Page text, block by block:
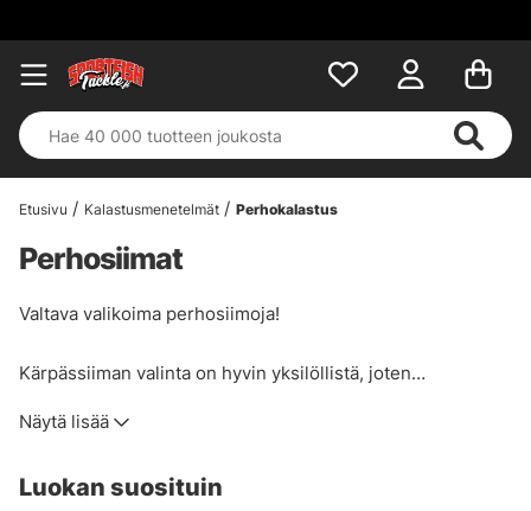
Etusivu Kalastusmenetelmät Perhokalastus
Perhosiimat
Valtava valikoima perhosiimoja!
Kärpässiiman valinta on hyvin yksilöllistä, joten
tuotemerkeiltä, kuten Vision, Guideline, RIO, Loop,
perhosiiman valinnassa, ota rohkeasti yhteyttä, niin
Näytä lisää
Luokan suosituin